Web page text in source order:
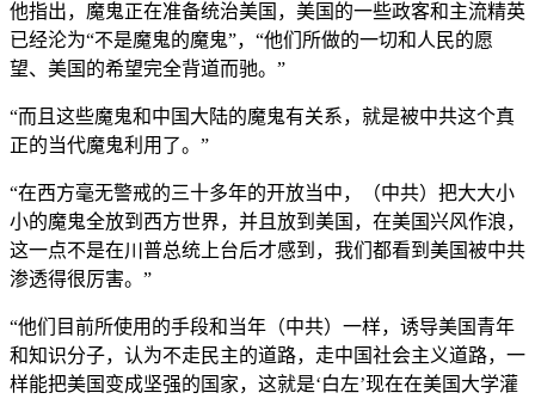
他指出，魔鬼正在准备统治美国，美国的一些政客和主流精英
已经沦为“不是魔鬼的魔鬼”，“他们所做的一切和人民的愿
望、美国的希望完全背道而驰。”
“而且这些魔鬼和中国大陆的魔鬼有关系，就是被中共这个真
正的当代魔鬼利用了。”
“在西方毫无警戒的三十多年的开放当中，（中共）把大大小
小的魔鬼全放到西方世界，并且放到美国，在美国兴风作浪，
这一点不是在川普总统上台后才感到，我们都看到美国被中共
渗透得很厉害。”
“他们目前所使用的手段和当年（中共）一样，诱导美国青年
和知识分子，认为不走民主的道路，走中国社会主义道路，一
样能把美国变成坚强的国家，这就是‘白左’现在在美国大学灌